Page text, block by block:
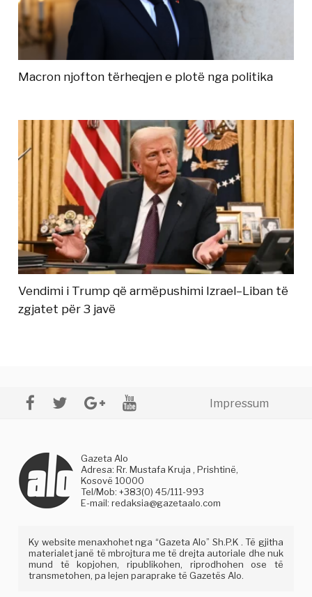
Macron njofton tërheqjen e plotë nga politika
Vendimi i Trump që armëpushimi Izrael–Liban të
zgjatet për 3 javë
Impressum
Gazeta Alo
Adresa: Rr. Mustafa Kruja , Prishtinë,
Kosovë 10000
Tel/Mob: +383(0) 45/111-993
E-mail:redaksia@gazetaalo.com
Ky website menaxhohet nga “Gazeta Alo” Sh.P.K . Të gjitha
materialet janë të mbrojtura me të drejta autoriale dhe nuk
mund të kopjohen, ripublikohen, riprodhohen ose të
transmetohen, pa lejen paraprake të Gazetës Alo.